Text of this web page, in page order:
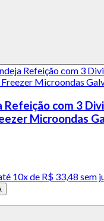
Refeição com 3
Microondas
10x de R$ 33,48 sem